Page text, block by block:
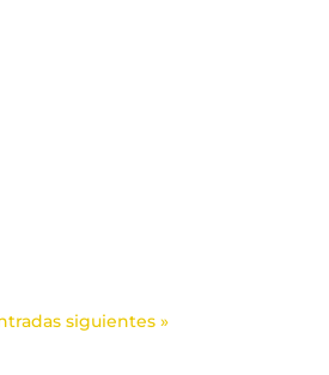
siguientes »